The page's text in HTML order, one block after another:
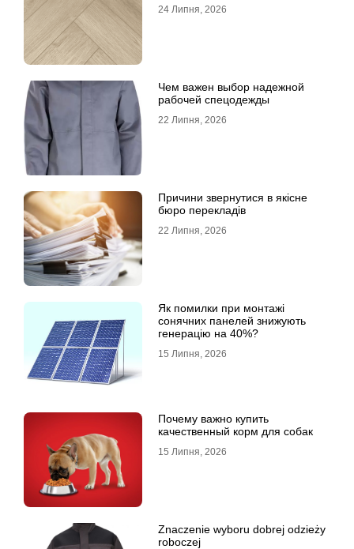
24 Липня, 2026
Чем важен выбор надежной
рабочей спецодежды
22 Липня, 2026
Причини звернутися в якісне
бюро перекладів
22 Липня, 2026
Як помилки при монтажі
сонячних панелей знижують
генерацію на 40%?
15 Липня, 2026
Почему важно купить
качественный корм для собак
15 Липня, 2026
Znaczenie wyboru dobrej odzieży
roboczej